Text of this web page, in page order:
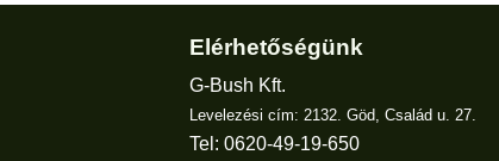
Elérhetőségünk
G-Bush Kft.
Levelezési cím: 2132. Göd, Család u. 27.
Tel: 0620-49-19-650